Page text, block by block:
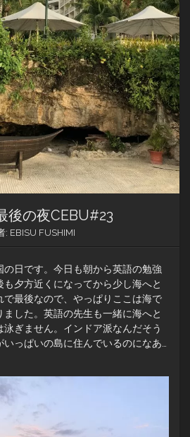
後の夜CEBU#23
: EBISU FUSHIMI
の日です。今日も朝から英語の勉強
夕方近くになってから少し海へと
で最後なので、やっぱりここは海で
した。英語の先生も一緒に海へと
ぎません。インドア派なんだそう
っぱいの島に住んでいるのになあ…